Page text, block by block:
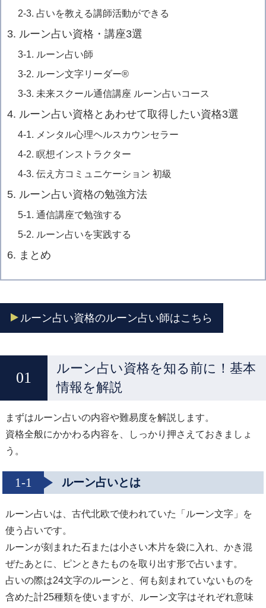
2-3. 占いを教える講師活動ができる
3. ルーン占い資格・講座3選
3-1. ルーン占い師
3-2. ルーン文字リーダー®
3-3. 未来スクール通信講座 ルーン占いコース
4. ルーン占い資格とあわせて取得したい資格3選
4-1. メンタル心理ヘルスカウンセラー
4-2. 瞑想インストラクター
4-3. 伝え方コミュニケーション 初級
5. ルーン占い資格の勉強方法
5-1. 通信講座で勉強する
5-2. ルーン占いを実践する
6. まとめ
ルーン占い資格のルーン占い師はこちら
ルーン占い資格を知る前に！基本
情報を解説
まずはルーン占いの内容や難易度を解説します。
資格全般にかかわる内容を、しっかり押さえておきましょ
う。
1-1 ルーン占いとは
ルーン占いは、古代北欧で使われていた「ルーン文字」を
使う占いです。
ルーンが刻まれた石または小さい木片を袋に入れ、かき混
ぜたあとに、ピンときたものを取り出す形で占います。
占いの際は24文字のルーンと、何も刻まれていないものを
含めた計25種類を使いますが、ルーン文字はそれぞれ意味